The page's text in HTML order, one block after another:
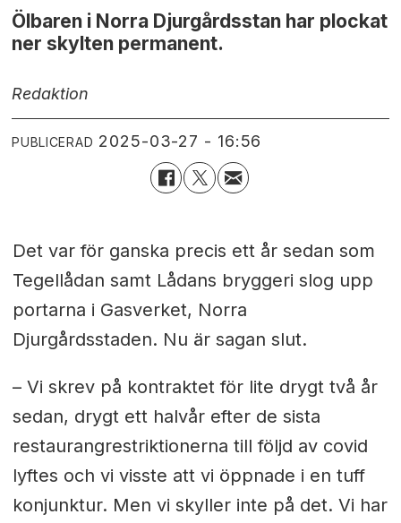
Ölbaren i Norra Djurgårdsstan har plockat
ner skylten permanent.
Redaktion
PUBLICERAD 2025-03-27 - 16:56
Det var för ganska precis ett år sedan som
Tegellådan samt Lådans bryggeri slog upp
portarna i Gasverket, Norra
Djurgårdsstaden. Nu är sagan slut.
– Vi skrev på kontraktet för lite drygt två år
sedan, drygt ett halvår efter de sista
restaurangrestriktionerna till följd av covid
lyftes och vi visste att vi öppnade i en tuff
konjunktur. Men vi skyller inte på det. Vi har